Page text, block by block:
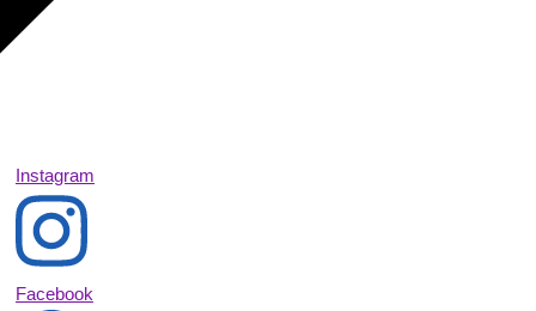
Instagram
Facebook